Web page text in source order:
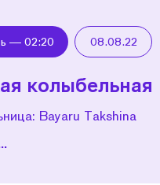
— 02:20 08.08.22
колыбельная
Bayaru Takshina